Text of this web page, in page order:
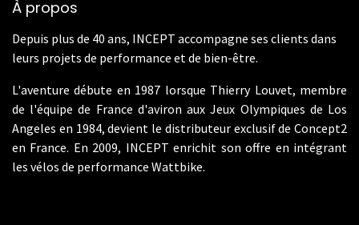
À propos
Depuis plus de 40 ans, INCEPT accompagne ses clients dans
leurs projets de performance et de bien-être.
L'aventure débute en 1987 lorsque Thierry Louvet, membre
de l'équipe de France d'aviron aux Jeux Olympiques de Los
Angeles en 1984, devient le distributeur exclusif de Concept2
en France. En 2009, INCEPT enrichit son offre en intégrant
les vélos de performance Wattbike.